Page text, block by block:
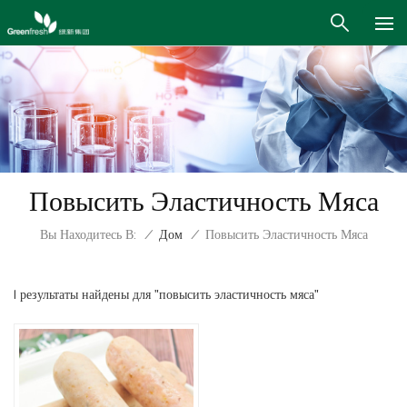
Повысить Эластичность Мяса
Вы Находитесь В: / Дом / Повысить Эластичность Мяса
1 результаты найдены для "повысить эластичность мяса"